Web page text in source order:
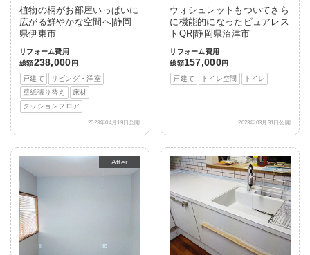
植物の柄がお部屋いっぱいに
広がる鮮やかな空間へ|静岡
県伊東市
リフォーム費用
総額238,000 円
戸建て
リビング・洋室
壁紙張り替え
床材
クッションフロア
2023年04月19日公開
ウォシュレットもついてさら
に機能的になったピュアレス
トQR|静岡県沼津市
リフォーム費用
総額157,000円
戸建て
トイレ空間 トイレ
2023年03月31日公開
After